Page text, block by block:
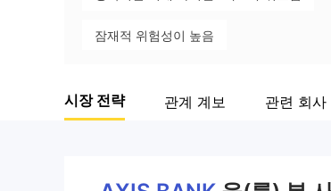
잠재적 위험성이 높음
시장 전략 관계 계보 관련 회사